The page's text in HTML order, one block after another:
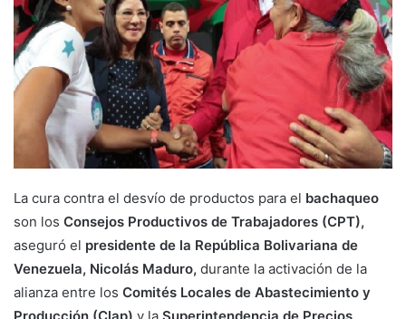
La cura contra el desvío de productos para el bachaqueo
son los Consejos Productivos de Trabajadores (CPT),
aseguró el presidente de la República Bolivariana de
Venezuela, Nicolás Maduro, durante la activación de la
alianza entre los Comités Locales de Abastecimiento y